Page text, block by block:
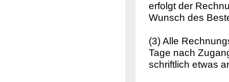
erfolgt der
Wunsch des
(3) Alle
Tage nach
schriftlich etwas